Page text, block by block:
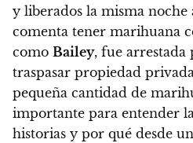
y liberados la misma noche
comenta tener marihuana
como Bailey, fue arrestada
traspasar propiedad
pequeña cantidad de
importante para entender
historias y por qué desde